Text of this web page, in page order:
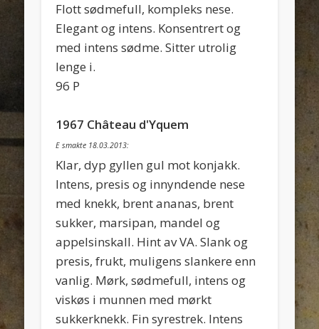
Flott sødmefull, kompleks nese.
Elegant og intens. Konsentrert og
med intens sødme. Sitter utrolig
lenge i.
96 P
1967 Château d'Yquem
E smakte 18.03.2013:
Klar, dyp gyllen gul mot konjakk.
Intens, presis og innyndende nese
med knekk, brent ananas, brent
sukker, marsipan, mandel og
appelsinskall. Hint av VA. Slank og
presis, frukt, muligens slankere enn
vanlig. Mørk, sødmefull, intens og
viskøs i munnen med mørkt
sukkerknekk. Fin syrestrek. Intens